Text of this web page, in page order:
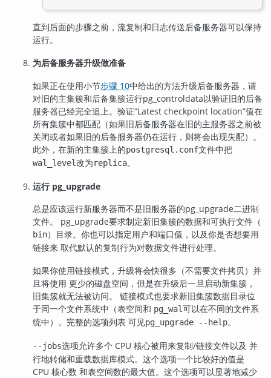
直到后面的步骤之前，流复制和日志传送后备服务器可以保持
运行。
为后备服务器升级做准备
如果正在使用小节步骤 10中给出的方法升级后备服务器，请
对旧的主集簇和后备集簇运行pg_controldata以验证旧的后备
服务器已经完全追上。验证“Latest checkpoint location”值在
所有集簇中都匹配（如果旧后备服务器在旧的主服务器之前被
关闭或者如果旧的后备服务器仍在运行，则将会出现失配）。
此外，在新的主集簇上的postgresql.conf文件中把
wal_level改为replica。
运行 pg_upgrade
总是应该运行新服务器而不是旧服务器的pg_upgrade二进制
文件。 pg_upgrade要求制定新旧集簇的数据和可执行文件（
bin）目录。你也可以指定用户和端口值，以及你是否想要用
链接来 取代默认的复制行为对数据文件进行处理。
如果你使用链接模式，升级将会快很多（不需要文件拷贝）并
且将使用 更少的磁盘空间，但是在升级后一旦启动新集簇，
旧集簇就无法被访问。 链接模式也要求新旧集簇数据目录位
于同一个文件系统中（表空间和 pg_wal可以在不同的文件系
统中）。完整的选项列表 可见pg_upgrade --help。
--jobs选项允许多个 CPU 核心被用来复制/链接文件以及 并
行地转储和重载数据库模式。这个选项一个比较好的值是
CPU 核心数 和表空间数的最大值。这个选项可以显著地减少